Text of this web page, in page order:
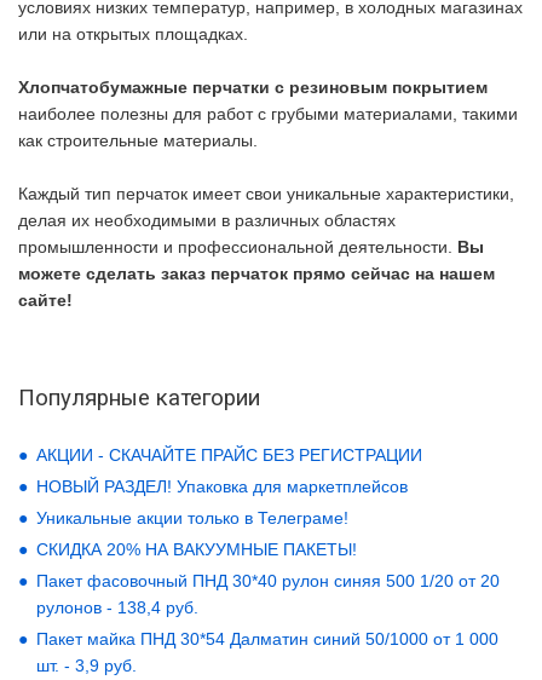
условиях низких температур, например, в холодных магазинах
или на открытых площадках.
Хлопчатобумажные перчатки с резиновым покрытием
наиболее полезны для работ с грубыми материалами, такими
как строительные материалы.
Каждый тип перчаток имеет свои уникальные характеристики,
делая их необходимыми в различных областях
промышленности и профессиональной деятельности. Вы
можете сделать заказ перчаток прямо сейчас на нашем
сайте!
Популярные категории
АКЦИИ - СКАЧАЙТЕ ПРАЙС БЕЗ РЕГИСТРАЦИИ
НОВЫЙ РАЗДЕЛ! Упаковка для маркетплейсов
Уникальные акции только в Телеграме!
СКИДКА 20% НА ВАКУУМНЫЕ ПАКЕТЫ!
Пакет фасовочный ПНД 30*40 рулон синяя 500 1/20 от 20
рулонов - 138,4 руб.
Пакет майка ПНД 30*54 Далматин синий 50/1000 от 1 000
шт. - 3,9 руб.